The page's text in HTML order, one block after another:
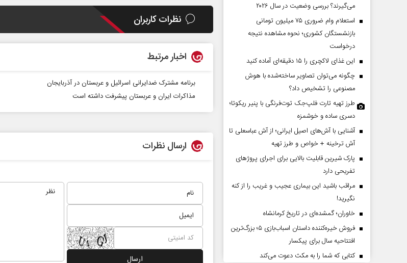
نظرات کاربران
اخبار مرتبط
برنامه مشترک ضدایرانی اسرائیل و عربستان در آذربایجان
مذاکرات ایران و عربستان پیشرفت داشته است
ارسال نظرات
می‌گیرند؟ بررسی وضعیت در سال ۲۰۲۶
استعلام وام ضروری ۷۵ میلیون تومانی
بازنشستگان کشوری؛ نحوه مشاهده نتیجه
درخواست
این غذای لاکچری را ۱۵ دقیقه‌ای آماده کنید
چگونه می‌توان تصاویر ساخته‌شده با هوش
مصنوعی را تشخیص داد؟
طرز تهیه تارت فلپ‌جک توت‌فرنگی با پنیر ریکوتا؛
دسری ساده و خوشمزه
آشنایی با آش‌های اصیل ایرانی؛ از آش عباسعلی تا
آش ترخینه + خواص و طرز تهیه
پارک شیرین قابلیت‌ بالایی برای اجرای پروژهای
تفریحی دارد
مراقب باشید این بیماری عجیب و غریب را از کنه
نگیرید!
خاوران؛ گمشده‌ای در تاریخ کرمانشاه
فروش خیره‌کننده داستان اسباب‌بازی ۵؛ بزرگ‌ترین
افتتاحیه سال برای پیکسار
کتابی که شما را به مکث دعوت می‌کند
یک تاریخ و دو زندگی
خانعلی‌زاده - روزنامه‌نگار
چرایی عقب‌نشینی ترامپ؟